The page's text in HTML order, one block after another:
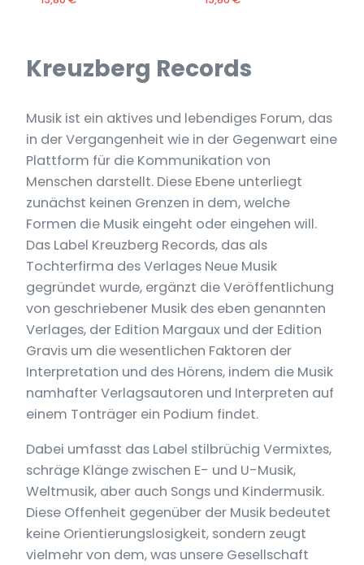
Kreuzberg Records
Musik ist ein aktives und lebendiges Forum, das
in der Vergangenheit wie in der Gegenwart eine
Plattform für die Kommunikation von
Menschen darstellt. Diese Ebene unterliegt
zunächst keinen Grenzen in dem, welche
Formen die Musik eingeht oder eingehen will.
Das Label Kreuzberg Records, das als
Tochterfirma des Verlages Neue Musik
gegründet wurde, ergänzt die Veröffentlichung
von geschriebener Musik des eben genannten
Verlages, der Edition Margaux und der Edition
Gravis um die wesentlichen Faktoren der
Interpretation und des Hörens, indem die Musik
namhafter Verlagsautoren und Interpreten auf
einem Tonträger ein Podium findet.
Dabei umfasst das Label stilbrüchig Vermixtes,
schräge Klänge zwischen E- und U-Musik,
Weltmusik, aber auch Songs und Kindermusik.
Diese Offenheit gegenüber der Musik bedeutet
keine Orientierungslosigkeit, sondern zeugt
vielmehr von dem, was unsere Gesellschaft